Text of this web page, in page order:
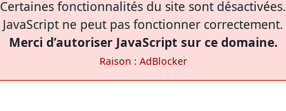
Certaines fonctionnalités du site sont désactivées.
JavaScript ne peut pas fonctionner correctement.
Merci d’autoriser JavaScript sur ce domaine.
Raison : AdBlocker